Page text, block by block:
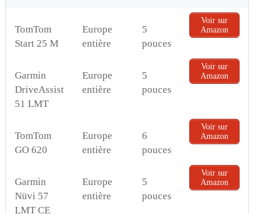
TomTom
Start 25 M
Europe
entière
5
pouces
Voir sur
Amazon
Garmin
DriveAssist
51 LMT
Europe
entière
5
pouces
Voir sur
Amazon
TomTom
GO 620
Europe
entière
6
pouces
Voir sur
Amazon
Garmin
Nüvi 57
LMT CE
Europe
entière
5
pouces
Voir sur
Amazon